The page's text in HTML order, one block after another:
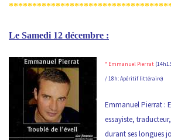
Le Samedi 12 décembre :
* Emmanuel Pierrat
/ 18h: Apéritif littéraire)
Emmanuel Pierrat :
essayiste,
durant ses longues